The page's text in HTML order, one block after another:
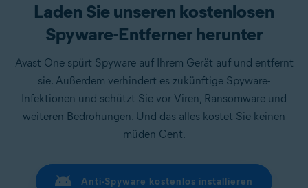
Laden Sie unseren kostenlosen
Spyware-Entferner herunter
Avast One spürt Spyware auf Ihrem Gerät auf und entfernt
sie. Außerdem verhindert es zukünftige Spyware-
Infektionen und schützt Sie vor Viren, Ransomware und
weiteren Bedrohungen. Und das alles kostet Sie keinen
müden Cent.
Anti-Spyware kostenlos installieren